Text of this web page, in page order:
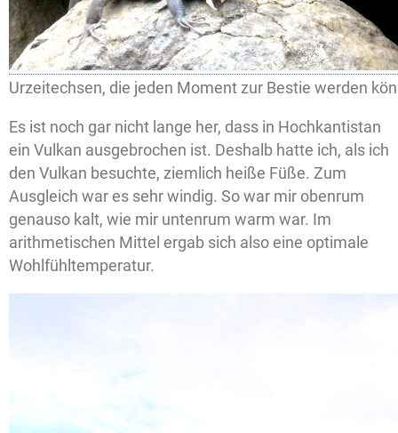
Urzeitechsen, die jeden Moment zur Bestie werden
Es ist noch gar nicht lange her, dass in Hochkantistan
ein Vulkan ausgebrochen ist. Deshalb hatte ich, als ich
den Vulkan besuchte, ziemlich heiße Füße. Zum
Ausgleich war es sehr windig. So war mir obenrum
genauso kalt, wie mir untenrum warm war. Im
arithmetischen Mittel ergab sich also eine optimale
Wohlfühltemperatur.